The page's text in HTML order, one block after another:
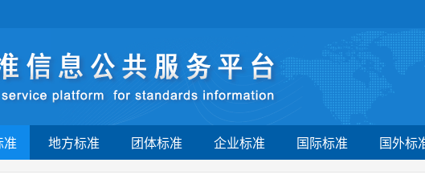
准 地方标准 团体标准 企业标准 国际标准 国外标